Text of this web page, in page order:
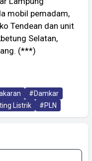
mobil pemadam,
Tendean dan unit
Selatan,
(***)
#Damkar
Listrik #PLN